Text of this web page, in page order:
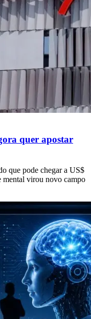
quer apostar
que pode chegar a US$
mental virou novo campo